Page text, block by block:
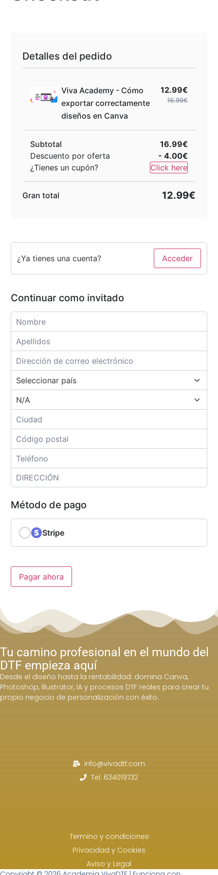
Detalles del pedido
Viva Academy - Cómo
exportar correctamente
diseños en Canva
12.99€
16.99€
Subtotal
16.99€
Descuento por oferta
- 4.00€
¿Tienes un cupón?
Click here
Gran total 12.99€
¿Ya tienes una cuenta? Acceder
Continuar como invitado
Método de pago
Stripe
Pagar ahora
Tu camino profesional en el mundo del
DTF empieza aquí
Desde el diseño hasta la rentabilidad: domina Canva,
Photoshop, Illustrator, IA y procesos DTF reales para crear tu
propio negocio de personalización con éxito.
info@vivadtf.com
Tel: 634019732
Termino y condiciones
Privacidad y Cookies
Aviso y Legal